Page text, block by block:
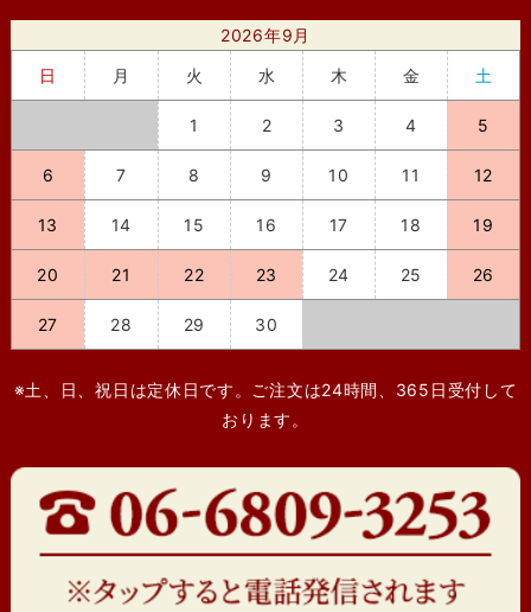
2026年9月
日
月 火 水 木 金 土
1 2 3 4 5
6 7 8 9 10 11 12
13 14 15 16 17 18 19
20 21 22 23 24 25 26
27 28 29 30
※土、日、祝日は定休日です。ご注文は24時間、365日受付して
おります。